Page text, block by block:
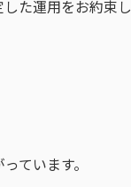
た運用をお約束し
ています。